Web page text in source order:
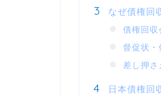
なぜ債権回
債権回収
督促状・
差し押さ
日本債権回